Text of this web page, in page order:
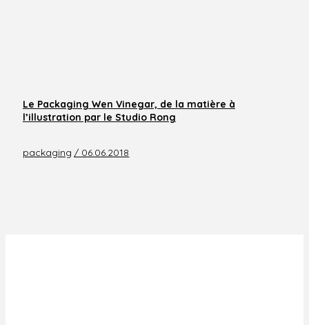
Le Packaging Wen Vinegar, de la matière à
l’illustration par le Studio Rong
packaging / 06.06.2018